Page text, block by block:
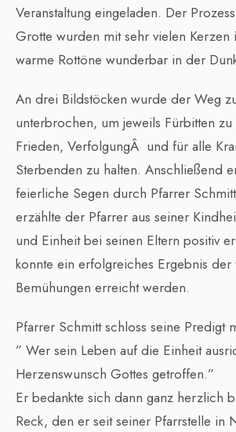
Veranstaltung eingeladen. Der
Grotte wurden mit sehr vielen
warme Rottöne wunderbar in der
An drei Bildstöcken wurde der Weg
unterbrochen, um jeweils Fürbitten
Frieden, VerfolgungÂ und für alle
Sterbenden zu halten. Anschließend
feierliche Segen durch Pfarrer
erzählte der Pfarrer aus seiner
und Einheit bei seinen Eltern positiv
konnte ein erfolgreiches Ergebnis der
Bemühungen erreicht werden.
Pfarrer Schmitt schloss seine Predigt
” Wer sein Leben auf die Einheit
Herzenswunsch Gottes getroffen.”
Er bedankte sich dann ganz herzlich
Reck, den er seit seiner Pfarrstelle in